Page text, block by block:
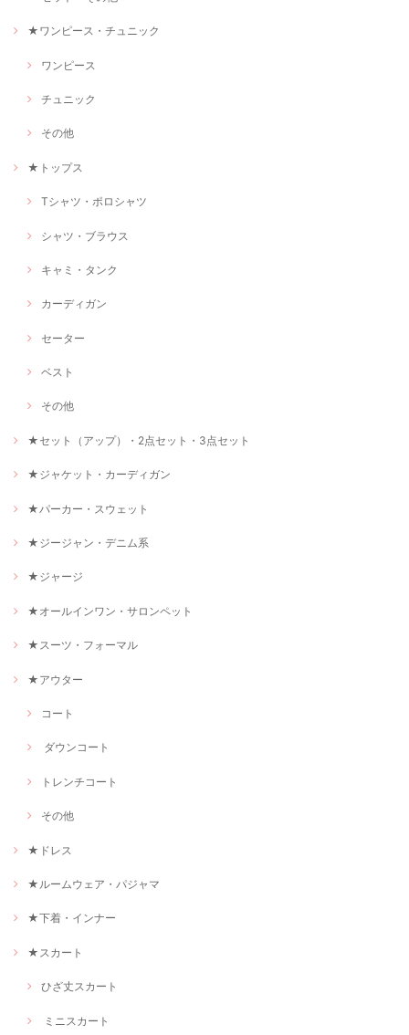
★ワンピース・チュニック
ワンピース
チュニック
その他
★トップス
Tシャツ・ポロシャツ
シャツ・ブラウス
キャミ・タンク
カーディガン
セーター
ベスト
その他
★セット（アップ）・2点セット・3点セット
★ジャケット・カーディガン
★パーカー・スウェット
★ジージャン・デニム系
★ジャージ
★オールインワン・サロンペット
★スーツ・フォーマル
★アウター
コート
ダウンコート
トレンチコート
その他
★ドレス
★ルームウェア・パジャマ
★下着・インナー
★スカート
ひざ丈スカート
ミニスカート